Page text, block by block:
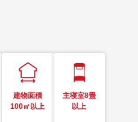
建物面積
100㎡以上
主寝室8畳
以上